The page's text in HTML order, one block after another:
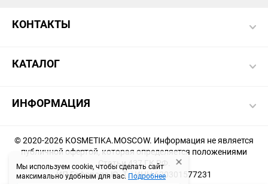
Мы используем cookie, чтобы сделать сайт
максимально удобным для вас. Подробнее
КОНТАКТЫ
КАТАЛОГ
ИНФОРМАЦИЯ
© 2020-2026 KOSMETIKA.MOSCOW. Информация не является
публичной офертой, которая определяется положениями
Статьи 437 ГК РФ.
ИП Гафарова Ю. Т. | ИНН 620301577231